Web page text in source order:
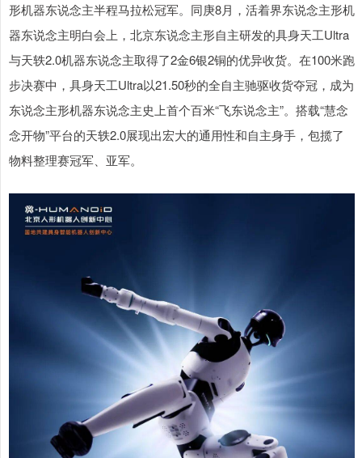
形机器东说念主半程马拉松冠军。同庚8月，活着界东说念主形机
器东说念主明白会上，北京东说念主形自主研发的具身天工Ultra
与天轶2.0机器东说念主取得了2金6银2铜的优异收货。在100米跑
步决赛中，具身天工Ultra以21.50秒的全自主驰驱收货夺冠，成为
东说念主形机器东说念主史上首个百米“飞东说念主”。搭载“慧念
念开物”平台的天轶2.0展现出宏大的通用性和自主身手，包揽了
物料整理赛冠军、亚军。